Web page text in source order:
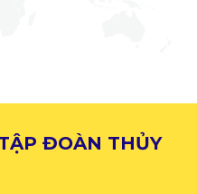
ĐOÀN THỦY